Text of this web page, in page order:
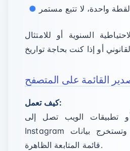
واحدة، لا تتبع مستمر
السنوية أو للامتثال
القائمة على المتصفح
كيف تعمل:
تطبيقات الويب تصل إلى
Instagram عبر جلسة دخولك، وتستخرج بيانات
قائمة المتابعة الظاهرة.